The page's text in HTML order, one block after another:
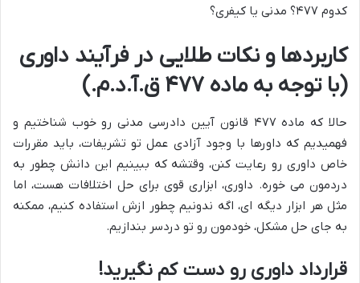
کدوم ۴۷۷؟ مدنی یا کیفری؟
کاربردها و نکات طلایی در فرآیند داوری
(با توجه به ماده ۴۷۷ ق.آ.د.م.)
حالا که ماده ۴۷۷ قانون آیین دادرسی مدنی رو خوب شناختیم و
فهمیدیم که داورها با وجود آزادی عمل تو تشریفات، باید مقررات
خاص داوری رو رعایت کنن، وقتشه که ببینیم این دانش چطور به
دردمون می خوره. داوری، ابزاری قوی برای حل اختلافات هست، اما
مثل هر ابزار دیگه ای، اگه ندونیم چطور ازش استفاده کنیم، ممکنه
به جای حل مشکل، خودمون رو تو دردسر بندازیم.
قرارداد داوری رو دست کم نگیرید!